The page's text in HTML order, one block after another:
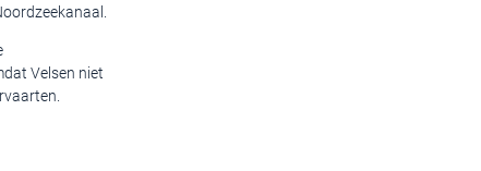
Velsen niet